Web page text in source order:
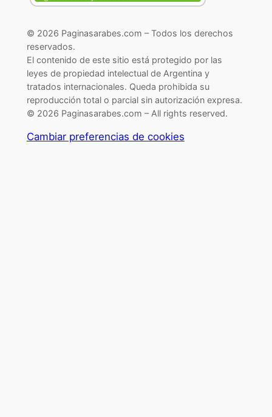
© 2026 Paginasarabes.com – Todos los derechos
reservados.
El contenido de este sitio está protegido por las
leyes de propiedad intelectual de Argentina y
tratados internacionales. Queda prohibida su
reproducción total o parcial sin autorización expresa.
© 2026 Paginasarabes.com – All rights reserved.
Cambiar preferencias de cookies